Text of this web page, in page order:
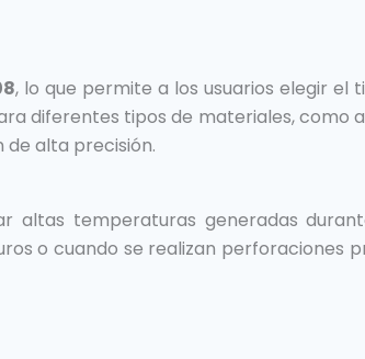
, lo que permite a los usuarios elegir el
diferentes tipos de materiales, como
alta precisión.
altas temperaturas generadas
o cuando se realizan perforaciones